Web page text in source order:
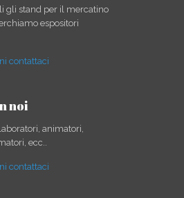
gli stand per il mercatino
espositori
contattaci
noi
animatori,
ecc..
contattaci